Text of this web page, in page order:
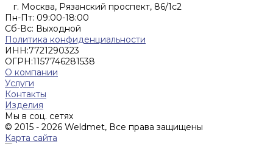
г. Москва, Рязанский проспект, 86/1с2
Пн-Пт: 09:00-18:00
Cб-Вс: Выходной
Политика конфиденциальности
ИНН:7721290323
ОГРН:1157746281538
О компании
Услуги
Контакты
Изделия
Мы в соц. сетях
© 2015 - 2026 Weldmet, Все права защищены
Карта сайта